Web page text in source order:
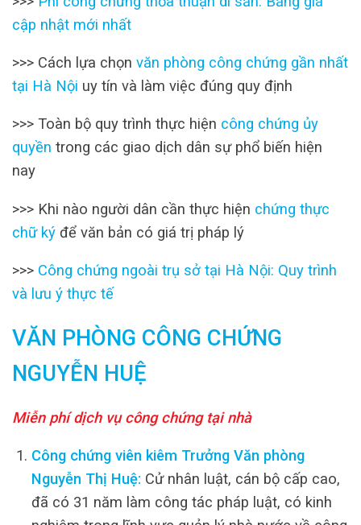
cập nhật mới nhất
>>> Cách lựa chọn văn phòng công chứng gần nhất
tại Hà Nội uy tín và làm việc đúng quy định
>>> Toàn bộ quy trình thực hiện công chứng ủy
quyền trong các giao dịch dân sự phổ biến hiện
nay
>>> Khi nào người dân cần thực hiện chứng thực
chữ ký để văn bản có giá trị pháp lý
>>> Công chứng ngoài trụ sở tại Hà Nội: Quy trình
và lưu ý thực tế
VĂN PHÒNG CÔNG CHỨNG
NGUYỄN HUỆ
Miễn phí dịch vụ công chứng tại nhà
Công chứng viên kiêm Trưởng Văn phòng
Nguyễn Thị Huệ: Cử nhân luật, cán bộ cấp cao,
đã có 31 năm làm công tác pháp luật, có kinh